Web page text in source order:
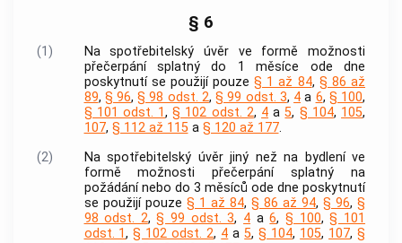
§ 6
(1) Naspotřebitelský úvěrve formě možnosti
přečerpání splatný do 1 měsíce ode dne
poskytnutí se použijí pouze§ 1 až 84, § 86 až
89, § 96,§ 98 odst. 2,§ 99 odst. 3, 4 a 6, § 100,
§ 101 odst. 1,§ 102 odst. 2, 4 a5, § 104, 105,
107, § 112 až 115a § 120 až 177.
(2)
Na spotřebitelský úvěrjiný než na bydlení ve
formě možnosti přečerpání splatný na
požádání nebo do 3 měsíců ode dne poskytnutí
se použijí pouze § 1 až 84, § 86 až 94, § 96,§
98 odst. 2,§ 99 odst. 3, 4 a6,§ 100,§ 101
odst. 1,§ 102 odst. 2, 4 a5,§ 104, 105, 107,§